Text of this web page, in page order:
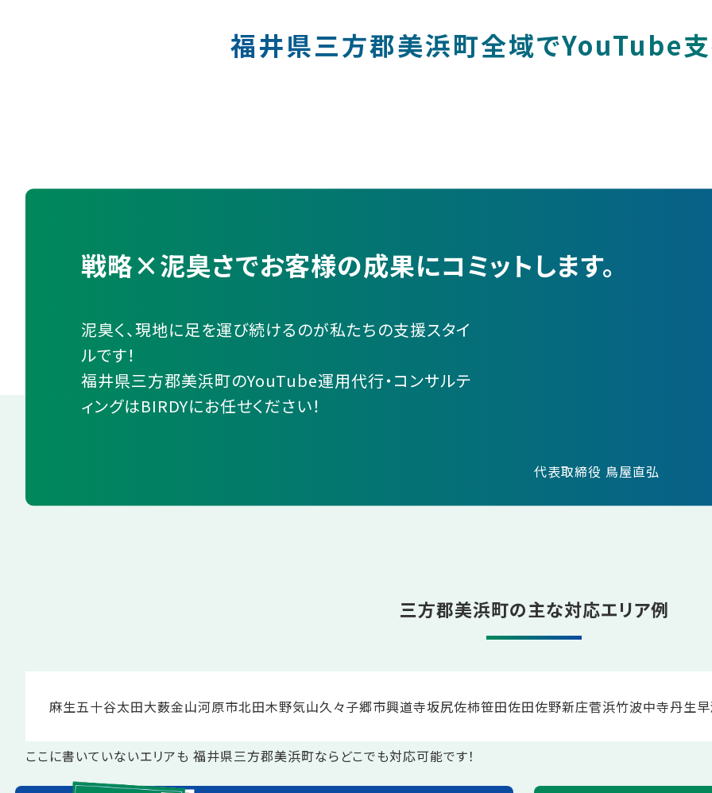
福井県三方郡美浜町全域でYouTube支
戦略×泥臭さでお客様の成果にコミットします。
泥臭く、現地に足を運び続けるのが私たちの支援スタイ
ルです！
福井県三方郡美浜町のYouTube運用代行・コンサルテ
ィングはBIRDYにお任せください！
代表取締役 鳥屋直弘
三方郡美浜町の主な対応エリア例
麻生五十谷太田大薮金山河原市北田木野気山久々子郷市興道寺坂尻佐柿笹田佐田佐野新庄菅浜竹波中寺丹生
ここに書いていないエリアも 福井県三方郡美浜町ならどこでも対応可能です！